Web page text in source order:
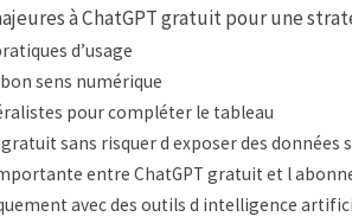
à ChatGPT gratuit pour une
d’usage
sens numérique
pour compléter le tableau
sans risquer d exposer des données
entre ChatGPT gratuit et l
avec des outils d intelligence